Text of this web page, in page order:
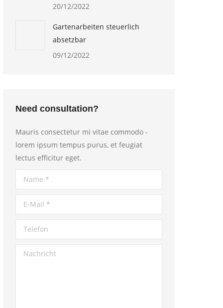
20/12/2022
Gartenarbeiten steuerlich
absetzbar
09/12/2022
Need consultation?
Mauris consectetur mi vitae commodo -
lorem ipsum tempus purus, et feugiat
lectus efficitur eget.
Name *
E-Mail *
Telefon
Nachricht